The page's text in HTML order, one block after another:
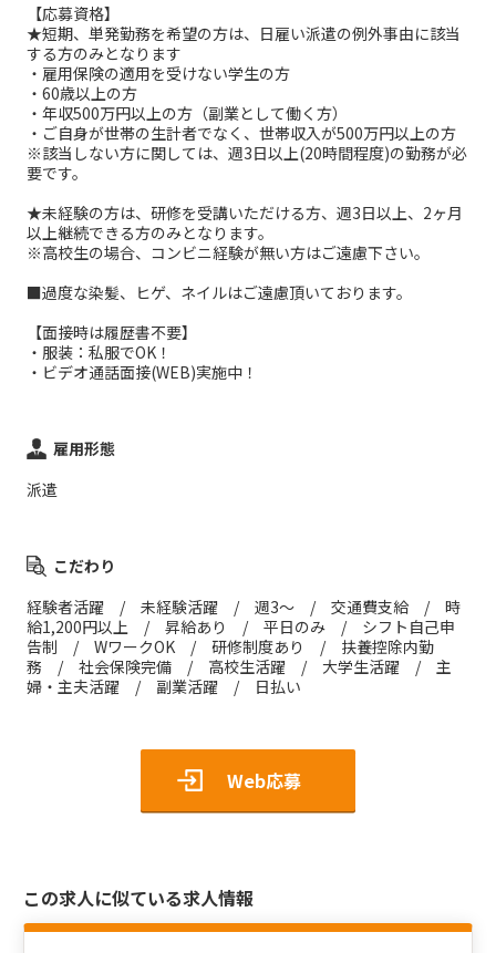
【応募資格】
★短期、単発勤務を希望の方は、日雇い派遣の例外事由に該当
する方のみとなります
・雇用保険の適用を受けない学生の方
・60歳以上の方
・年収500万円以上の方（副業として働く方）
・ご自身が世帯の生計者でなく、世帯収入が500万円以上の方
※該当しない方に関しては、週3日以上(20時間程度)の勤務が必
要です。
★未経験の方は、研修を受講いただける方、週3日以上、2ヶ月
以上継続できる方のみとなります。
※高校生の場合、コンビニ経験が無い方はご遠慮下さい。
■過度な染髪、ヒゲ、ネイルはご遠慮頂いております。
【面接時は履歴書不要】
・服装：私服でOK！
・ビデオ通話面接(WEB)実施中！
雇用形態
派遣
こだわり
経験者活躍 / 未経験活躍 / 週3～ / 交通費支給 / 時
給1,200円以上 / 昇給あり / 平日のみ / シフト自己申
告制 / WワークOK / 研修制度あり / 扶養控除内勤
務 / 社会保険完備 / 高校生活躍 / 大学生活躍 / 主
婦・主夫活躍 / 副業活躍 / 日払い
Web応募
この求人に似ている求人情報